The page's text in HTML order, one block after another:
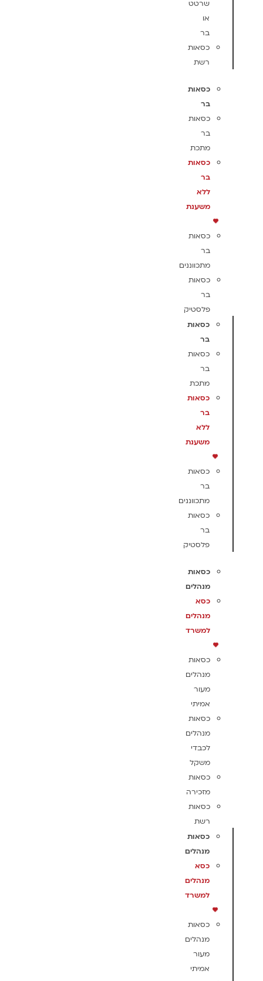
שרטט
או
בר
כסאות
רשת
כסאות
בר
כסאות
בר
מתכת
כסאות
בר
ללא
משענת
כסאות
בר
מתכווננים
כסאות
בר
פלסטיק
כסאות
בר
כסאות
בר
מתכת
כסאות
בר
ללא
משענת
כסאות
בר
מתכווננים
כסאות
בר
פלסטיק
כסאות
מנהלים
כסא
מנהלים
למשרד
כסאות
מנהלים
מעור
אמיתי
כסאות
מנהלים
לכבדי
משקל
כסאות
מזכירה
כסאות
רשת
כסאות
מנהלים
כסא
מנהלים
למשרד
כסאות
מנהלים
מעור
אמיתי